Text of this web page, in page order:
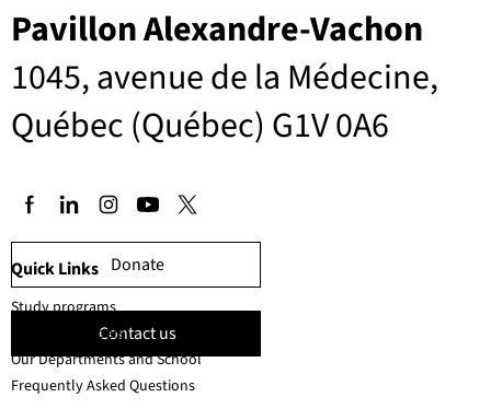
Pavillon Alexandre-Vachon
1045, avenue de la Médecine,
Québec (Québec) G1V 0A6
Donate
Contact us
Quick Links
Study programs
Faculty members
Our Departments and School
Frequently Asked Questions